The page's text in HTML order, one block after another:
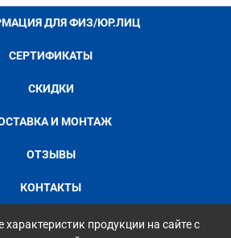
ДЛЯ ФИЗ/ЮР.ЛИЦ
СЕРТИФИКАТЫ
СКИДКИ
И МОНТАЖ
ОТЗЫВЫ
КОНТАКТЫ
характеристик продукции на сайте с